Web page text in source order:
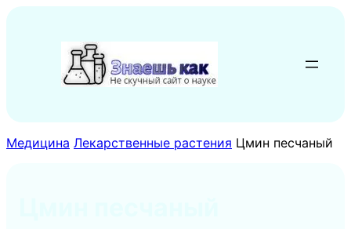
содержимому
Медицина Лекарственные растения Цмин песчаный